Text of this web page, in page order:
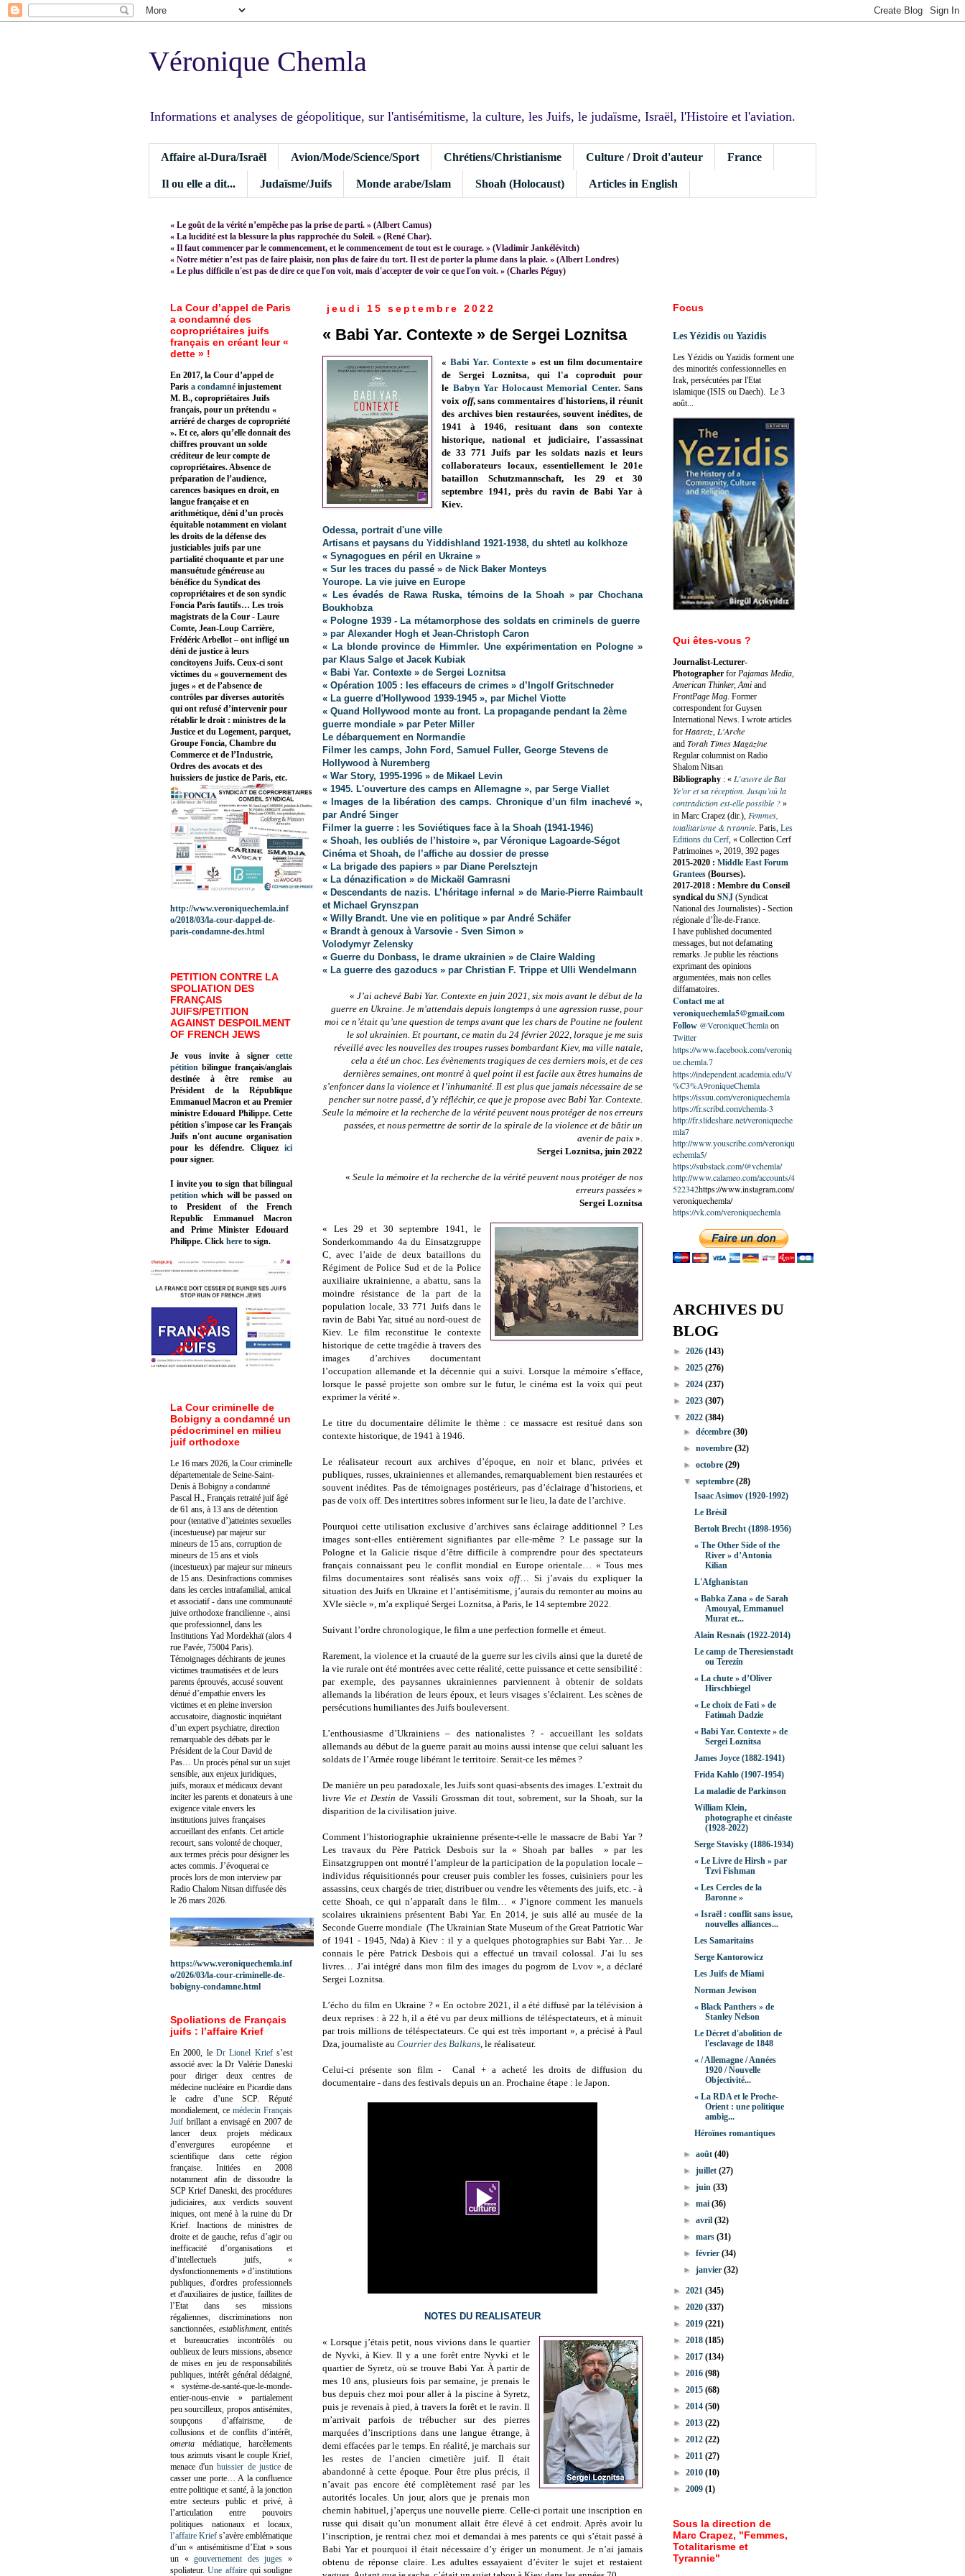
Véronique Chemla
Informations et analyses de géopolitique, sur l'antisémitisme, la culture, les Juifs, le judaïsme, Israël, l'Histoire et l'aviation.
Affaire al-Dura/Israël Avion/Mode/Science/Sport Chrétiens/Christianisme Culture / Droit d'auteur France
Il ou elle a dit... Judaïsme/Juifs Monde arabe/Islam Shoah (Holocaust) Articles in English
« Le goût de la vérité n’empêche pas la prise de parti. » (Albert Camus)
« La lucidité est la blessure la plus rapprochée du Soleil. » (René Char).
« Il faut commencer par le commencement, et le commencement de tout est le courage. » (Vladimir Jankélévitch)
« Notre métier n’est pas de faire plaisir, non plus de faire du tort. Il est de porter la plume dans la plaie. » (Albert Londres)
« Le plus difficile n'est pas de dire ce que l'on voit, mais d'accepter de voir ce que l'on voit. » (Charles Péguy)
jeudi 15 septembre 2022
« Babi Yar. Contexte » de Sergei Loznitsa
« Babi Yar. Contexte» est un film documentaire
de Sergei Loznitsa, qui l'a coproduit pour
le Babyn Yar Holocaust Memorial Center. Sans
voix off, sans commentaires d'historiens, il réunit
des archives bien restaurées, souvent inédites, de
1941 à 1946, resituant dans son contexte
historique, national et judiciaire, l'assassinat
de33 771 Juifs par les soldats nazis et leurs
collaborateurs locaux, essentiellement le 201e
bataillon Schutzmannschaft, les 29 et 30
septembre 1941, prèsdu ravin de Babi Yar à
Kiev.
Odessa, portrait d'une ville
Artisans et paysans du Yiddishland 1921-1938, du shtetl au kolkhoze
« Synagogues en péril en Ukraine »
« Sur les traces du passé » de Nick Baker Monteys
Yourope. La vie juive en Europe
« Les évadés de Rawa Ruska, témoins de la Shoah » par Chochana
Boukhobza
« Pologne 1939 - La métamorphose des soldats en criminels de guerre
» par Alexander Hogh et Jean-Christoph Caron
« La blonde province de Himmler. Une expérimentation en Pologne »
par Klaus Salge et Jacek Kubiak
« Babi Yar. Contexte » de Sergei Loznitsa
« Opération 1005 : les effaceurs de crimes » d’Ingolf Gritschneder
« La guerre d'Hollywood 1939-1945 », par Michel Viotte
« Quand Hollywood monte au front. La propagande pendant la 2ème
guerre mondiale » par Peter Miller
Le débarquement en Normandie
Filmer les camps, John Ford, Samuel Fuller, George Stevens de
Hollywood à Nuremberg
« War Story, 1995-1996 » de Mikael Levin
« 1945. L'ouverture des camps en Allemagne », par Serge Viallet
« Images de la libération des camps. Chronique d’un film inachevé »,
par André Singer
Filmer la guerre : les Soviétiques face à la Shoah (1941-1946)
« Shoah, les oubliés de l’histoire », par Véronique Lagoarde-Ségot
Cinéma et Shoah, de l’affiche au dossier de presse
« La brigade des papiers » par Diane Perelsztejn
« La dénazification » de Mickaël Gamrasni
« Descendants de nazis. L’héritage infernal » de Marie-Pierre Raimbault
et Michael Grynszpan
« Willy Brandt. Une vie en politique » par André Schäfer
« Brandt à genoux à Varsovie - Sven Simon »
Volodymyr Zelensky
« Guerre du Donbass, le drame ukrainien » de Claire Walding
« La guerre des gazoducs » par Christian F. Trippe et Ulli Wendelmann
« J’ai achevé Babi Yar. Contexte en juin 2021, six mois avant le début de la
guerre en Ukraine. Je m’attendais depuis longtemps à une agression russe, pour
moi ce n’était qu’une question de temps avant que les chars de Poutine ne foulent
le sol ukrainien. Et pourtant, ce matin du 24 février 2022, lorsque je me suis
réveillé avec les nouvelles des troupes russes bombardant Kiev, ma ville natale,
cela a été un choc. Les évènements tragiques de ces derniers mois, et de ces
dernières semaines, ont montré à quel point il est facile aux êtres humains de
s’enfoncer dans la violence et l’inhumanité. Il est plus que jamais nécessaire de se
pencher sur notre passé, d’y réfléchir, ce que je propose avec Babi Yar. Contexte.
Seule la mémoire et la recherche de la vérité peuvent nous protéger de nos erreurs
passées, et nous permettre de sortir de la spirale de la violence et de bâtir un
avenir de paix ».
Sergei Loznitsa, juin 2022
« Seule la mémoire et la recherche de la vérité peuvent nous protéger de nos
erreurs passées »
Sergei Loznitsa
« Les 29 et 30 septembre 1941, le
Sonderkommando 4a du Einsatzgruppe
C, avec l’aide de deux bataillons du
Régiment de Police Sud et de la Police
auxiliaire ukrainienne, a abattu, sans la
moindre résistance de la part de la
population locale, 33 771 Juifs dans le
ravin de Babi Yar, situé au nord-ouest de
Kiev. Le film reconstitue le contexte
historique de cette tragédie à travers des
images d’archives documentant
l’occupation allemande et la décennie qui a suivi. Lorsque la mémoire s’efface,
lorsque le passé projette son ombre sur le futur, le cinéma est la voix qui peut
exprimer la vérité ».
Le titre du documentaire délimite le thème : ce massacre est resitué dans son
contexte historique, de 1941 à 1946.
Le réalisateur recourt aux archives d’époque, en noir et blanc, privées et
publiques, russes, ukrainiennes et allemandes, remarquablement bien restaurées et
souvent inédites. Pas de témoignages postérieurs, pas d’éclairage d’historiens, et
pas de voix off. Des intertitres sobres informent sur le lieu, la date de l’archive.
Pourquoi cette utilisation exclusive d’archives sans éclairage additionnel ? Les
images sont-elles entièrement signifiantes par elle-même ? Le passage sur la
Pologne et la Galicie risque d’être difficile à comprendre pour des spectateurs
français connaissant peu le conflit mondial en Europe orientale… « Tous mes
films documentaires sont réalisés sans voix off… Si j’avais du expliquer la
situation des Juifs en Ukraine et l’antisémitisme, j’aurais du remonter au moins au
XVIe siècle », m’a expliqué Sergei Loznitsa, à Paris, le 14 septembre 2022.
Suivant l’ordre chronologique, le film a une perfection formelle et émeut.
Rarement, la violence et la cruauté de la guerre sur les civils ainsi que la dureté de
la vie rurale ont été montrées avec cette réalité, cette puissance et cette sensibilité :
par exemple, des paysannes ukrainiennes parviennent à obtenir de soldats
allemands la libération de leurs époux, et leurs visages s’éclairent. Les scènes de
persécutions humiliantes des Juifs bouleversent.
L’enthousiasme d’Ukrainiens – des nationalistes ? - accueillant les soldats
allemands au début de la guerre parait au moins aussi intense que celui saluant les
soldats de l’Armée rouge libérant le territoire. Serait-ce les mêmes ?
De manière un peu paradoxale, les Juifs sont quasi-absents des images. L’extrait du
livre Vie et Destin de Vassili Grossman dit tout, sobrement, sur la Shoah, sur la
disparition de la civilisation juive.
Comment l’historiographie ukrainienne présente-t-elle le massacre de Babi Yar ?
Les travaux du Père Patrick Desbois sur la « Shoah par balles » par les
Einsatzgruppen ont montré l’ampleur de la participation de la population locale –
individus réquisitionnés pour creuser puis combler les fosses, cuisiniers pour les
assassins, ceux chargés de trier, distribuer ou vendre les vêtements des juifs, etc. - à
cette Shoah, ce qui n’apparaît dans le film… « J’ignore comment les manuels
scolaires ukrainiens présentent Babi Yar. En 2014, je suis allé au musée de la
Seconde Guerre mondiale (The Ukrainian State Museum of the Great Patriotic War
of 1941 - 1945, Nda) à Kiev : il y a quelques photographies sur Babi Yar… Je
connais le père Patrick Desbois qui a effectué un travail colossal. J’ai lu ses
livres… J’ai intégré dans mon film des images du pogrom de Lvov », a déclaré
Sergei Loznitsa.
L’écho du film en Ukraine ? « En octobre 2021, il a été diffusé par la télévision à
deux reprises : à 22 h, il a été vu par deux millions de téléspectateurs, et à minuit
par trois millions de téléspectateurs. Ce qui est très important », a précisé à Paul
Dza, journaliste au Courrier des Balkans, le réalisateur.
Celui-ci présente son film - Canal + a acheté les droits de diffusion du
documentaire - dans des festivals depuis un an. Prochaine étape : le Japon.
NOTES DU REALISATEUR
« Lorsque j’étais petit, nous vivions dans le quartier
de Nyvki, à Kiev. Il y a une forêt entre Nyvki et le
quartier de Syretz, où se trouve Babi Yar. À partir de
mes 10 ans, plusieurs fois par semaine, je prenais le
bus depuis chez moi pour aller à la piscine à Syretz,
puis je revenais à pied, à travers la forêt et le ravin. Il
m’arrivait parfois de trébucher sur des pierres
marquées d’inscriptions dans une langue étrange, à
demi effacées par le temps. En réalité, je marchais sur
les restes de l’ancien cimetière juif. Il était
abandonné à cette époque. Pour être plus précis, il
n’avait pas encore été complètement rasé par les
autorités locales. Un jour, alors que je prenais mon
chemin habituel, j’aperçus une nouvelle pierre. Celle-ci portait une inscription en
russe qui disait qu’un monument allait être élevé à cet endroit. Après avoir lu
l’inscription, je rentrai chez moi et demandai à mes parents ce qui s’était passé à
Babi Yar et pourquoi il était nécessaire d’y ériger un monument. Je n’ai jamais
obtenu de réponse claire. Les adultes essayaient d’éviter le sujet et restaient
La Cour d’appel de Paris
a condamné des
copropriétaires juifs
français en créant leur «
dette » !
En 2017, la Cour d’appel de
Paris a condamné injustement
M. B., copropriétaires Juifs
français, pour un prétendu «
arriéré de charges de copropriété
». Et ce, alors qu’elle donnait des
chiffres prouvant un solde
créditeur de leur compte de
copropriétaires. Absence de
préparation de l’audience,
carences basiques en droit, en
langue française et en
arithmétique, déni d’un procès
équitable notamment en violant
les droits de la défense des
justiciables juifs par une
partialité choquante et par une
mansuétude généreuse au
bénéfice du Syndicat des
copropriétaires et de son syndic
Foncia Paris fautifs… Les trois
magistrats de la Cour - Laure
Comte, Jean-Loup Carrière,
Frédéric Arbellot – ont infligé un
déni de justice à leurs
concitoyens Juifs. Ceux-ci sont
victimes du « gouvernement des
juges » et de l’absence de
contrôles par diverses autorités
qui ont refusé d’intervenir pour
rétablir le droit : ministres de la
Justice et du Logement, parquet,
Groupe Foncia, Chambre du
Commerce et de l’Industrie,
Ordres des avocats et des
huissiers de justice de Paris, etc.
http://www.veroniquechemla.inf
o/2018/03/la-cour-dappel-de-
paris-condamne-des.html
PETITION CONTRE LA
SPOLIATION DES
FRANÇAIS
JUIFS/PETITION
AGAINST DESPOILMENT
OF FRENCH JEWS
Je vous invite à signer cette
pétition bilingue français/anglais
destinée à être remise au
Président de la République
Emmanuel Macron et au Premier
ministre Edouard Philippe. Cette
pétition s'impose car les Français
Juifs n'ont aucune organisation
pour les défendre. Cliquez
ici
pour signer.
I invite you to sign that bilingual
petition which will be passed on
to President of the French
Republic Emmanuel Macron
and Prime Minister Edouard
Philippe. Click here to sign.
La Cour criminelle de
Bobigny a condamné un
pédocriminel en milieu
juif orthodoxe
Le 16 mars 2026, la Cour criminelle
départementale de Seine-Saint-
Denis à Bobigny a condamné
Pascal H., Français retraité juif âgé
de 61 ans, à 13 ans de détention
pour (tentative d’)atteintes sexuelles
(incestueuse) par majeur sur
mineurs de 15 ans, corruption de
mineurs de 15 ans et viols
(incestueux) par majeur sur mineurs
de 15 ans. Desinfractions commises
dans les cercles intrafamilial, amical
et associatif - dans une communauté
juive orthodoxe francilienne -, ainsi
que professionnel, dans les
Institutions Yad Mordekhaï (alors 4
rue Pavée, 75004 Paris).
Témoignages déchirants de jeunes
victimes traumatisées et de leurs
parents éprouvés, accusé souvent
dénué d’empathie envers les
victimes et en pleine inversion
accusatoire, diagnostic inquiétant
d’un expert psychiatre, direction
remarquable des débats par le
Président de la Cour David de
Pas… Un procès pénal sur un sujet
sensible, aux enjeux juridiques,
juifs, moraux et médicaux devant
inciter les parents et donateurs à une
exigence vitale envers les
institutions juives françaises
accueillant des enfants. Cet article
recourt, sans volonté de choquer,
aux termes précis pour désigner les
actes commis. J’évoquerai ce
procès lors de mon interview par
Radio Chalom Nitsan diffusée dès
le 26 mars 2026.
https://www.veroniquechemla.inf
o/2026/03/la-cour-criminelle-de-
bobigny-condamne.html
Spoliations de Français
juifs : l’affaire Krief
En 2000, le Dr Lionel Kriefs’est
associé avec la Dr Valérie Daneski
pour diriger deux centres de
médecine nucléaire en Picardie dans
le cadre d’une SCP. Réputé
mondialement, ce médecin Français
Juif brillant a envisagé en 2007 de
lancer deux projets médicaux
d’envergures européenne et
scientifique dans cette région
française. Initiées en 2008
notamment afin de dissoudre la
SCP Krief Daneski, des procédures
judiciaires, aux verdicts souvent
iniques, ont mené à la ruine du Dr
Krief. Inactions de ministres de
droite et de gauche, refus d’agir ou
inefficacité d’organisations et
d’intellectuels juifs, «
dysfonctionnements » d’institutions
publiques, d'ordres professionnels
et d'auxiliaires de justice, faillites de
l’Etat dans ses missions
régaliennes, discriminations non
sanctionnées, establishment, entités
et bureaucraties incontrôlés ou
oublieux de leurs missions, absence
de mises en jeu de responsabilités
publiques, intérêt général dédaigné,
« système-de-santé-que-le-monde-
entier-nous-envie » partialement
peu sourcilleux, propos antisémites,
soupçons d’affairisme, de
collusions et de conflits d’intérêt,
omerta médiatique, harcèlements
tous azimuts visant le couple Krief,
menace d'unhuissier de justicede
casser une porte… A la confluence
entre politique et santé, à la jonction
entre secteurs public et privé, à
l’articulation entre pouvoirs
politiques nationaux et locaux,
l’affaire Krief s’avère emblématique
d’un « antisémitisme d’Etat » sous
un «gouvernement des juges »
spoliateur.Une affairequi souligne
Focus
Les Yézidis ou Yazidis
Les Yézidis ou Yazidis forment une
des minorités confessionnelles en
Irak, persécutées par l'Etat
islamique (ISIS ou Daech). Le 3
août...
Qui êtes-vous ?
Journalist-Lecturer-
Photographer for Pajamas Media,
American Thinker, Ami and
FrontPage Mag. Former
correspondent for Guysen
International News. I wrote articles
for Haaretz, L'Arche
and Torah Times Magazine
Regular columnist on Radio
Shalom Nitsan
Bibliography : « L’œuvre de Bat
Ye’or et sa réception. Jusqu’où la
contradiction est-elle possible ? »
in Marc Crapez (dir.), Femmes,
totalitarisme & tyrannie. Paris, Les
Editions du Cerf, « Collection Cerf
Patrimoines », 2019, 392 pages
2015-2020 : Middle East Forum
Grantees (Bourses).
2017-2018 : Membre du Conseil
syndical du SNJ (Syndicat
National des Journalistes) - Section
régionale d’Île-de-France.
I have published documented
messages, but not defamating
remarks. Je publie les réactions
exprimant des opinions
argumentées, mais non celles
diffamatoires.
Contact me at
veroniquechemla5@gmail.com
Follow @VeroniqueChemlaon
Twitter
https://www.facebook.com/veroniq
ue.chemla.7
https://independent.academia.edu/V
%C3%A9roniqueChemla
https://issuu.com/veroniquechemla
https://fr.scribd.com/chemla-3
http://fr.slideshare.net/veroniqueche
mla7
http://www.youscribe.com/veroniqu
echemla5/
https://substack.com/@vchemla/
http://www.calameo.com/accounts/4
522342https://www.instagram.com/
veroniquechemla/
https://vk.com/veroniquechemla
ARCHIVES DU
BLOG
► 2026 (143)
► 2025 (276)
► 2024 (237)
► 2023 (307)
▼ 2022 (384)
►décembre(30)
►novembre(32)
►octobre(29)
▼septembre(28)
Isaac Asimov (1920-1992)
Le Brésil
Bertolt Brecht (1898-1956)
« The Other Side of the
River » d’Antonia
Kilian
L'Afghanistan
« Babka Zana » de Sarah
Amouyal, Emmanuel
Murat et...
Alain Resnais (1922-2014)
Le camp de Theresienstadt
ou Terezín
« La chute » d’Oliver
Hirschbiegel
« Le choix de Fati » de
Fatimah Dadzie
« Babi Yar. Contexte » de
Sergei Loznitsa
James Joyce (1882-1941)
Frida Kahlo (1907-1954)
La maladie de Parkinson
William Klein,
photographe et cinéaste
(1928-2022)
Serge Stavisky (1886-1934)
« Le Livre de Hirsh » par
Tzvi Fishman
« Les Cercles de la
Baronne »
« Israël : conflit sans issue,
nouvelles alliances...
Les Samaritains
Serge Kantorowicz
Les Juifs de Miami
Norman Jewison
« Black Panthers » de
Stanley Nelson
Le Décret d'abolition de
l'esclavage de 1848
« / Allemagne / Années
1920 / Nouvelle
Objectivité...
« La RDA et le Proche-
Orient : une politique
ambig...
Héroïnes romantiques
►août(40)
►juillet(27)
►juin(33)
►mai(36)
►avril(32)
►mars(31)
►février(34)
►janvier(32)
► 2021 (345)
► 2020 (337)
► 2019 (221)
► 2018 (185)
► 2017 (134)
► 2016 (98)
► 2015 (68)
► 2014 (50)
► 2013 (22)
► 2012 (22)
► 2011 (27)
► 2010 (10)
► 2009 (1)
Sous la direction de
Marc Crapez, "Femmes,
Totalitarisme et
Tyrannie"